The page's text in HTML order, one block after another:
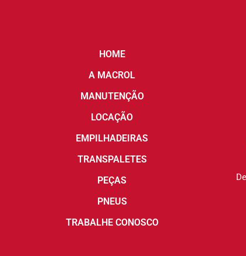
HOME
A MACROL
MANUTENÇÃO
LOCAÇÃO
EMPILHADEIRAS
TRANSPALETES
PEÇAS
PNEUS
TRABALHE CONOSCO